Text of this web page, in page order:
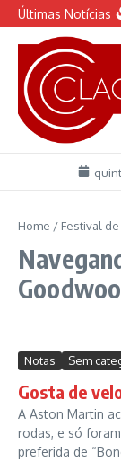
Ir para o conteúdo
Últimas NotíciasO
Home / Festival
Notas Sem
Gosta de
A Aston Martin
rodas, e só
preferida de